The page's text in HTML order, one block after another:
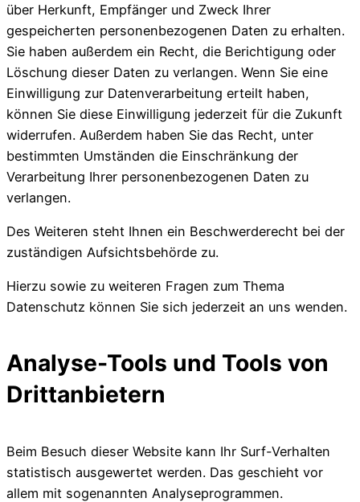
über Herkunft, Empfänger und Zweck Ihrer
gespeicherten personenbezogenen Daten zu erhalten.
Sie haben außerdem ein Recht, die Berichtigung oder
Löschung dieser Daten zu verlangen. Wenn Sie eine
Einwilligung zur Datenverarbeitung erteilt haben,
können Sie diese Einwilligung jederzeit für die Zukunft
widerrufen. Außerdem haben Sie das Recht, unter
bestimmten Umständen die Einschränkung der
Verarbeitung Ihrer personenbezogenen Daten zu
verlangen.
Des Weiteren steht Ihnen ein Beschwerderecht bei der
zuständigen Aufsichtsbehörde zu.
Hierzu sowie zu weiteren Fragen zum Thema
Datenschutz können Sie sich jederzeit an uns wenden.
Analyse-Tools und Tools von
Drittanbietern
Beim Besuch dieser Website kann Ihr Surf-Verhalten
statistisch ausgewertet werden. Das geschieht vor
allem mit sogenannten Analyseprogrammen.